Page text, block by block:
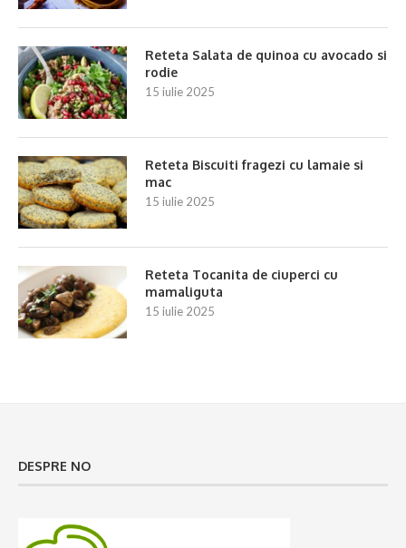
Reteta Salata de quinoa cu avocado si
rodie
15 iulie 2025
Reteta Biscuiti fragezi cu lamaie si
mac
15 iulie 2025
Reteta Tocanita de ciuperci cu
mamaliguta
15 iulie 2025
DESPRE NO